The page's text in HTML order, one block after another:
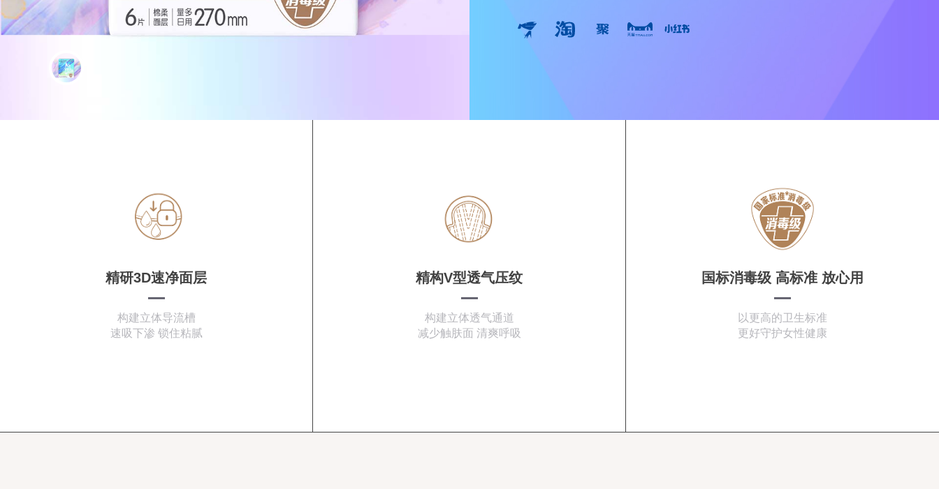
精研3D速净面层
构建立体导流槽
速吸下渗 锁住粘腻
精构V型透气压纹
构建立体透气通道
减少触肤面 清爽呼吸
国标消毒级 高标准 放心用
以更高的卫生标准
更好守护女性健康